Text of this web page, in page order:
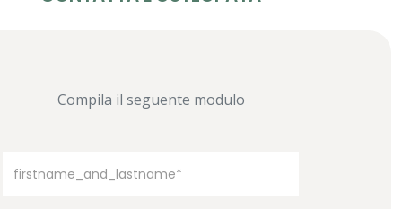
Compila il seguente modulo